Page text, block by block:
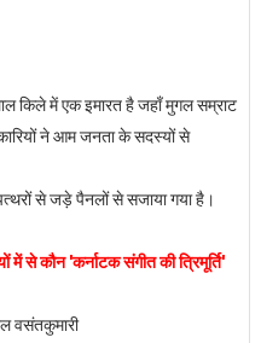
किले में एक इमारत है जहाँ मुगल सम्राट
ने आम जनता के सदस्यों से
पत्थरों से जड़े पैनलों से सजाया गया है।
में से कौन 'कर्नाटक संगीत की त्रिमूर्ति'
वसंतकुमारी